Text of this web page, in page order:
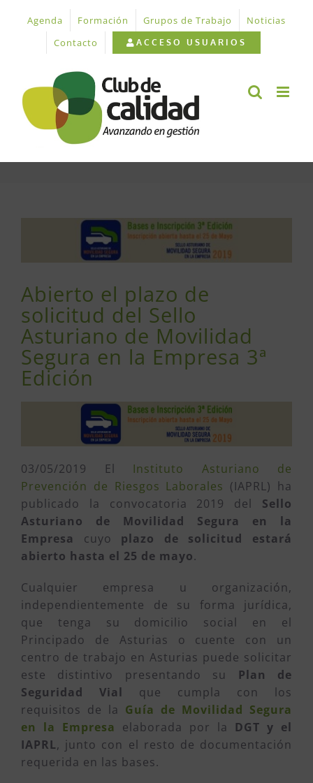
contenido
Agenda Formación Grupos de Trabajo
Noticias
Contacto
ACCESO USUARIOS
Abierto el plazo de
solicitud del Sello
Asturiano de Movilidad
Segura en la Empresa 3ª
Edición
03/05/2019 El Instituto Asturiano de
Prevención de Riesgos Laborales (IAPRL) ha
publicado la convocatoria 2019 del Sello
Asturiano de Movilidad Segura en la
Empresa
cuyo plazo de solicitud estará
abierto hasta el 25 de mayo.
Cualquier empresa u organización,
independientemente de su forma jurídica,
que tenga su domicilio social en el
Principado de Asturias o cuente con un
centro de trabajo en Asturias puede solicitar
este distintivo presentando su
Plan de
Seguridad Vial que cumpla con los
requisitos de la Guía de Movilidad Segura
en la Empresa elaborada por la DGT y el
IAPRL, junto con el resto de documentación
requerida en las bases.